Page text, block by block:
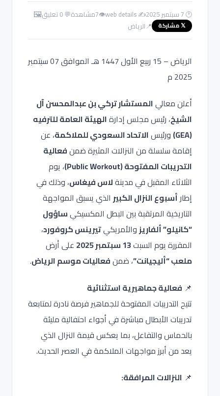
🕐 7 سبتمبر 2025 ✍️ web details
👁
7مشاهدة💬 0 تعليق 🖼️
𝕏 مشاركة 📍الرياض
الرياض – 15 ربيع الأول 1447 هـ الموافق 07 سبتمبر
2025 م
أعلن معاليالمستشار تركي بن عبدالمحسن آل
الشيخ، رئيس مجلس إدارةالهيئة العامة للترفيه
(GEA)
ورئيسالاتحاد السعودي للملاكمة، عن
إقامة سلسلة من النزالات المثيرة ضمنفعالية
التدريبات المفتوحة (Public Workout)
، يوم
الثلاثاء المقبل في مدينةلاس فيغاس، وذلك في
إطارأسبوع النزال الكبير الذي يسبق المواجهة
التاريخية المرتقبة بين البطل المكسيكيساؤول
“كانيلو” ألفاريزوالأمريكيتيرينس كروفورد،
المقررة يوم السبت13 سبتمبر 2025
على أرض
ملعب “أليجيانت”، ضمنفعاليات موسم الرياض.
📌 فعالية جماهيرية استثنائية
تتيح التدريبات المفتوحة للجماهير فرصة نادرة لمتابعة
تدريبات الأبطال مباشرة في أجواء احتفالية مليئة
بالحماس والتفاعل، بما يعكس قيمة النزال الذي
يعد من أبرز مواجهات الملاكمة في العصر الحديث.
📌 النزالات المرافقة: